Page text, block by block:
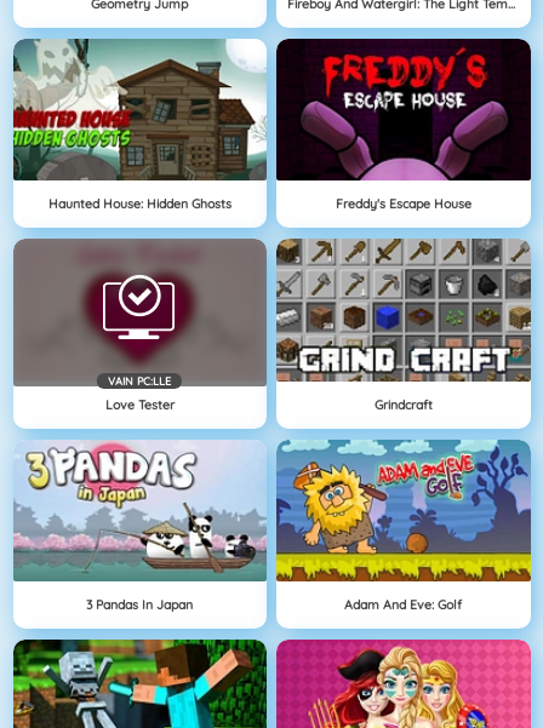
Haunted House: Hidden Ghosts Freddy's Escape House
VAIN PC:LLE
Love Tester Grindcraft
3 Pandas In Japan Adam And Eve: Golf